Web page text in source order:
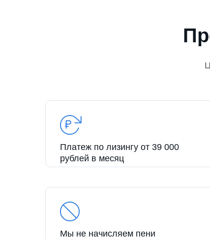
Платеж по лизингу от 39 000
рублей в месяц
Мы не начисляем пени